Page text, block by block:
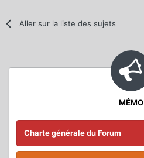
Aller sur la liste des sujets
MÉMO
Charte générale du Forum